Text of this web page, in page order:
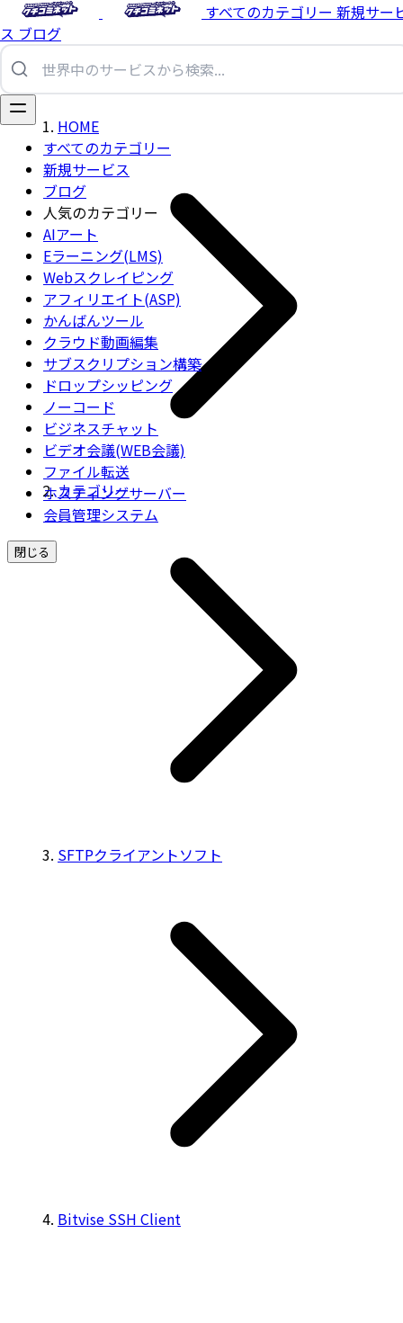
すべてのカテゴリー 新規サー
ス ブログ
すべてのカテゴリー
新規サービス
ブログ
人気のカテゴリー
AIアート
Eラーニング(LMS)
Webスクレイピング
アフィリエイト(ASP)
かんばんツール
クラウド動画編集
サブスクリプション構築
ドロップシッピング
ノーコード
ビジネスチャット
ビデオ会議(WEB会議)
ファイル転送
ホスティングサーバー
会員管理システム
閉じる
HOME
カテゴリー
SFTPクライアントソフト
Bitvise SSH Client